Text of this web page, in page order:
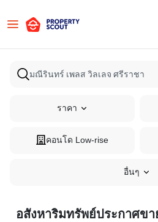
ราคา
คอนโด Low-rise
อื่นๆ
อสังหาริมทรัพย์ประกาศข